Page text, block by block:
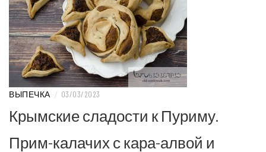
ВЫПЕЧКА / 03/03/2023
Крымские сладости к Пуриму.
Прим-калачих с кара-алвой и